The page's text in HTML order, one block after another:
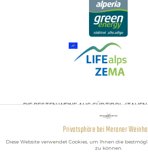
DIE BESTEN WEINE AUS SÜDTIROL,
Privatsphäre bei Meraner
Diese Website verwendet Cookies, um Ihnen die
zu können.